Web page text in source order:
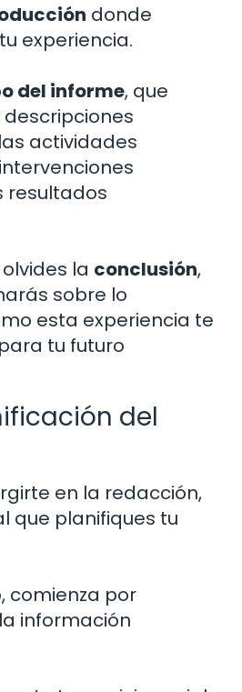
donde
experiencia.
del informe, que
actividades
resultados
la conclusión,
sobre lo
esta experiencia te
tu futuro
del
en la redacción,
que planifiques tu
comienza por
información